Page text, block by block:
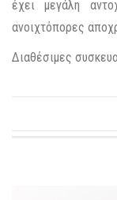
έχει μεγάλη
ανοιχτόπορες
Διαθέσιμες